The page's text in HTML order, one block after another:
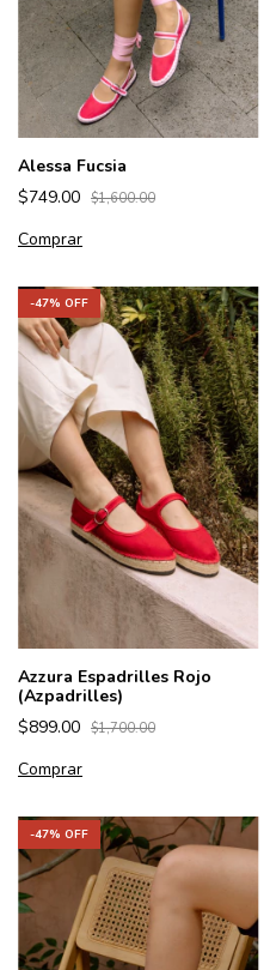
Alessa Fucsia
$749.00 $1,600.00
Comprar
-47% OFF
Azzura Espadrilles Rojo
(Azpadrilles)
$899.00 $1,700.00
Comprar
-47% OFF